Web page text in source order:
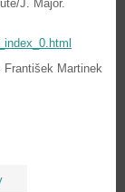
J. Major.
František Martinek